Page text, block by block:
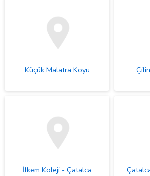
Küçük Malatra Koyu
İlkem Koleji - Çatalca